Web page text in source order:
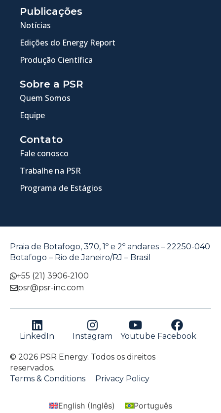
Publicações
Notícias
Edições do Energy Report
Produção Científica
Sobre a PSR
Quem Somos
Equipe
Contato
Fale conosco
Trabalhe na PSR
Programa de Estágios
Praia de Botafogo, 370, 1º e 2º andares – 22250-040
Botafogo – Rio de Janeiro/RJ – Brasil
+55 (21) 3906-2100
psr@psr-inc.com
LinkedIn Instagram Youtube Facebook
© 2026 PSR Energy. Todos os direitos
reservados.
Terms & Conditions
Privacy Policy
English(Inglês) Português